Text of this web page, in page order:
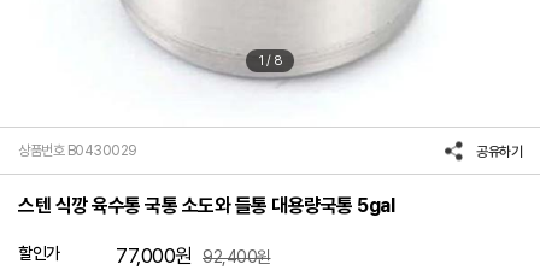
1 / 8
상품번호 B0430029 공유하기
스텐 식깡 육수통 국통 소도와 들통 대용량국통 5gal
할인가 77,000원 92,400원